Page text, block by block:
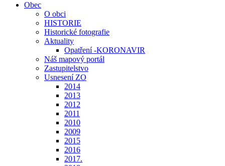
Obec
O obci
HISTORIE
Historické fotografie
Aktuality
Opatření -KORONAVIR
Náš mapový portál
Zastupitelstvo
Usnesení ZO
2014
2013
2012
2011
2010
2009
2015
2016
2017.